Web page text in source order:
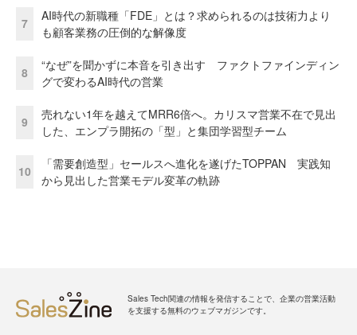
7
AI時代の新職種「FDE」とは？求められるのは技術力より
も顧客業務の圧倒的な解像度
8
“なぜ”を聞かずに本音を引き出す ファクトファインディン
グで変わるAI時代の営業
9
売れない1年を越えてMRR6倍へ。カリスマ営業不在で見出
した、エンプラ開拓の「型」と集団学習型チーム
10
「需要創造型」セールスへ進化を遂げたTOPPAN 実践知
から見出した営業モデル変革の軌跡
Sales Tech関連の情報を発信することで、企業の営業活動
を支援する無料のウェブマガジンです。